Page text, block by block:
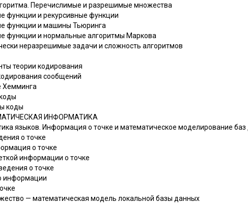
Перечислимые и разрешимые множества
функции и рекурсивные функции
функции и машины Тьюринга
функции и нормальные алгоритмы Маркова
неразрешимые задачи и сложность алгоритмов
теории кодирования
сообщений
Хемминга
коды
ИНФОРМАТИКА
языков. Информация о точке и математическое моделирование
о точке
о точке
информации о точке
о точке
информации
— математическая модель локальной базы данных